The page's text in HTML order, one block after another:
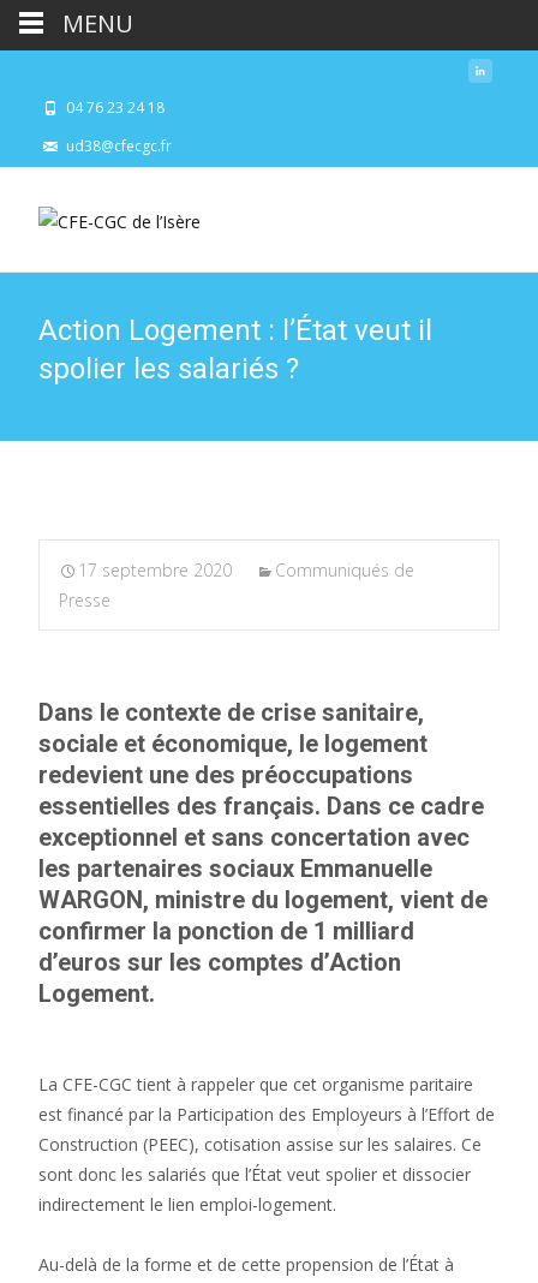
04 76 23 24 18
ud38@cfecgc.fr
Action Logement : l’État veut il
spolier les salariés ?
17 septembre 2020
Communiqués de
Presse
Dans le contexte de crise sanitaire,
sociale et économique, le logement
redevient une des préoccupations
essentielles des français. Dans ce cadre
exceptionnel et sans concertation avec
les partenaires sociaux Emmanuelle
WARGON, ministre du logement, vient de
confirmer la ponction de 1 milliard
d’euros sur les comptes d’Action
Logement.
La CFE-CGC tient à rappeler que cet organisme paritaire
est financé par la Participation des Employeurs à l’Effort de
Construction (PEEC), cotisation assise sur les salaires. Ce
sont donc les salariés que l’État veut spolier et dissocier
indirectement le lien emploi-logement.
Au-delà de la forme et de cette propension de l’État à
MENU